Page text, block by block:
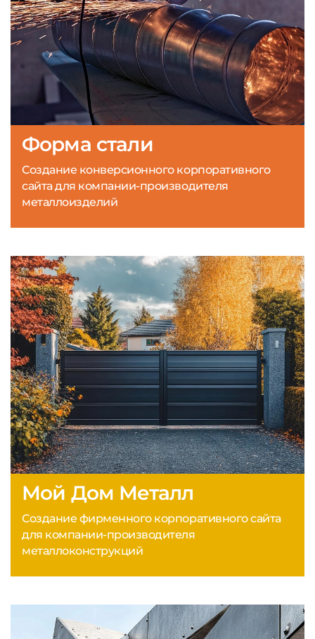
Форма стали
Создание конверсионного корпоративного
сайта для компании-производителя
металлоизделий
Мой Дом Металл
Создание фирменного корпоративного сайта
для компании-производителя
металлоконструкций